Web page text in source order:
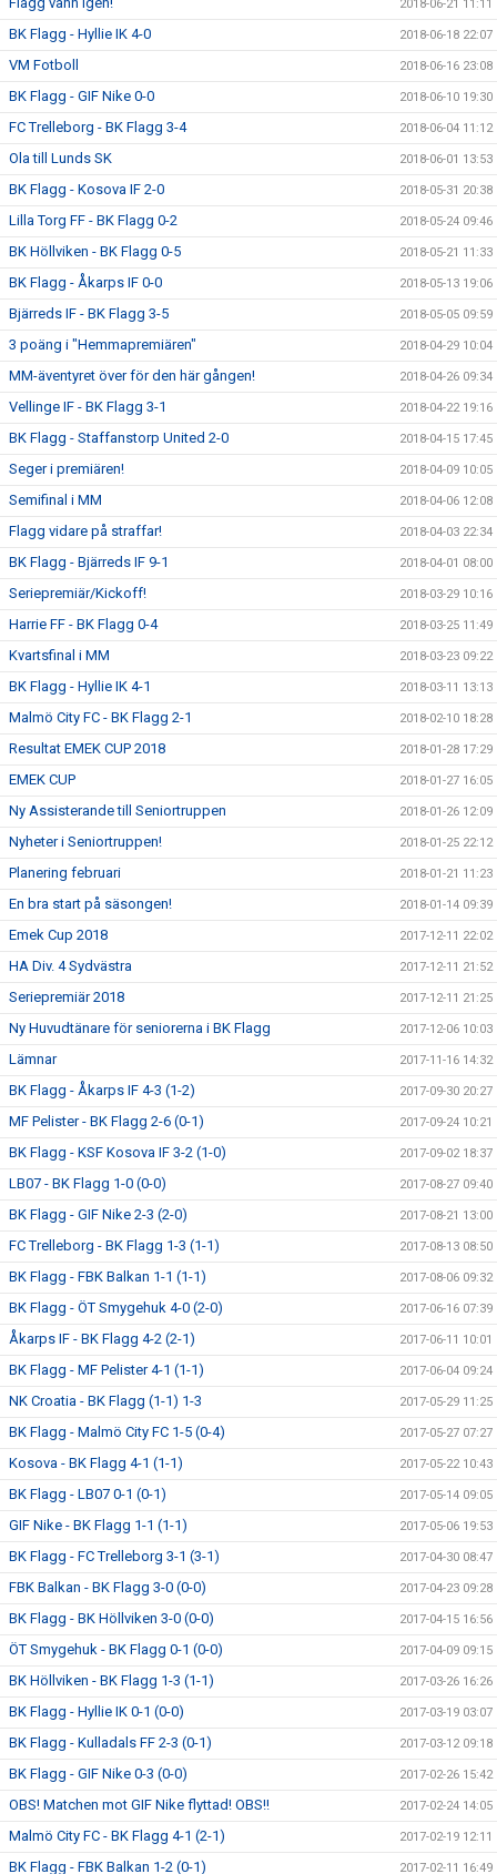
2018-06-21 11:11
BK Flagg - Hyllie IK 4-0 2018-06-18 22:07
VM Fotboll 2018-06-16 23:08
BK Flagg - GIF Nike 0-0 2018-06-10 19:30
FC Trelleborg - BK Flagg 3-4 2018-06-04 11:12
Ola till Lunds SK 2018-06-01 13:53
BK Flagg - Kosova IF 2-0 2018-05-31 20:38
Lilla Torg FF - BK Flagg 0-2 2018-05-24 09:46
BK Höllviken - BK Flagg 0-5 2018-05-21 11:33
BK Flagg - Åkarps IF 0-0 2018-05-13 19:06
Bjärreds IF - BK Flagg 3-5 2018-05-05 09:59
3 poäng i "Hemmapremiären" 2018-04-29 10:04
MM-äventyret över för den här gången! 2018-04-26 09:34
Vellinge IF - BK Flagg 3-1 2018-04-22 19:16
BK Flagg - Staffanstorp United 2-0 2018-04-15 17:45
Seger i premiären! 2018-04-09 10:05
Semifinal i MM 2018-04-06 12:08
Flagg vidare på straffar! 2018-04-03 22:34
BK Flagg - Bjärreds IF 9-1 2018-04-01 08:00
Seriepremiär/Kickoff! 2018-03-29 10:16
Harrie FF - BK Flagg 0-4 2018-03-25 11:49
Kvartsfinal i MM 2018-03-23 09:22
BK Flagg - Hyllie IK 4-1 2018-03-11 13:13
Malmö City FC - BK Flagg 2-1 2018-02-10 18:28
Resultat EMEK CUP 2018 2018-01-28 17:29
EMEK CUP 2018-01-27 16:05
Ny Assisterande till Seniortruppen 2018-01-26 12:09
Nyheter i Seniortruppen! 2018-01-25 22:12
Planering februari 2018-01-21 11:23
En bra start på säsongen! 2018-01-14 09:39
Emek Cup 2018 2017-12-11 22:02
HA Div. 4 Sydvästra 2017-12-11 21:52
Seriepremiär 2018 2017-12-11 21:25
Ny Huvudtänare för seniorerna i BK Flagg 2017-12-06 10:03
Lämnar 2017-11-16 14:32
BK Flagg - Åkarps IF 4-3 (1-2) 2017-09-30 20:27
MF Pelister - BK Flagg 2-6 (0-1) 2017-09-24 10:21
BK Flagg - KSF Kosova IF 3-2 (1-0) 2017-09-02 18:37
LB07 - BK Flagg 1-0 (0-0) 2017-08-27 09:40
BK Flagg - GIF Nike 2-3 (2-0) 2017-08-21 13:00
FC Trelleborg - BK Flagg 1-3 (1-1) 2017-08-13 08:50
BK Flagg - FBK Balkan 1-1 (1-1) 2017-08-06 09:32
BK Flagg - ÖT Smygehuk 4-0 (2-0) 2017-06-16 07:39
Åkarps IF - BK Flagg 4-2 (2-1) 2017-06-11 10:01
BK Flagg - MF Pelister 4-1 (1-1) 2017-06-04 09:24
NK Croatia - BK Flagg (1-1) 1-3 2017-05-29 11:25
BK Flagg - Malmö City FC 1-5 (0-4) 2017-05-27 07:27
Kosova - BK Flagg 4-1 (1-1) 2017-05-22 10:43
BK Flagg - LB07 0-1 (0-1) 2017-05-14 09:05
GIF Nike - BK Flagg 1-1 (1-1) 2017-05-06 19:53
BK Flagg - FC Trelleborg 3-1 (3-1) 2017-04-30 08:47
FBK Balkan - BK Flagg 3-0 (0-0) 2017-04-23 09:28
BK Flagg - BK Höllviken 3-0 (0-0) 2017-04-15 16:56
ÖT Smygehuk - BK Flagg 0-1 (0-0) 2017-04-09 09:15
BK Höllviken - BK Flagg 1-3 (1-1) 2017-03-26 16:26
BK Flagg - Hyllie IK 0-1 (0-0) 2017-03-19 03:07
BK Flagg - Kulladals FF 2-3 (0-1) 2017-03-12 09:18
BK Flagg - GIF Nike 0-3 (0-0) 2017-02-26 15:42
OBS! Matchen mot GIF Nike flyttad! OBS!! 2017-02-24 14:05
Malmö City FC - BK Flagg 4-1 (2-1) 2017-02-19 12:11
BK Flagg - FBK Balkan 1-2 (0-1) 2017-02-11 16:49